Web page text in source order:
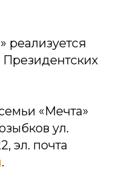
реализуется
«Мечта»
ул.
эл. почта
.